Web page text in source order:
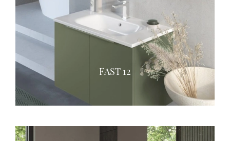
FAST 12